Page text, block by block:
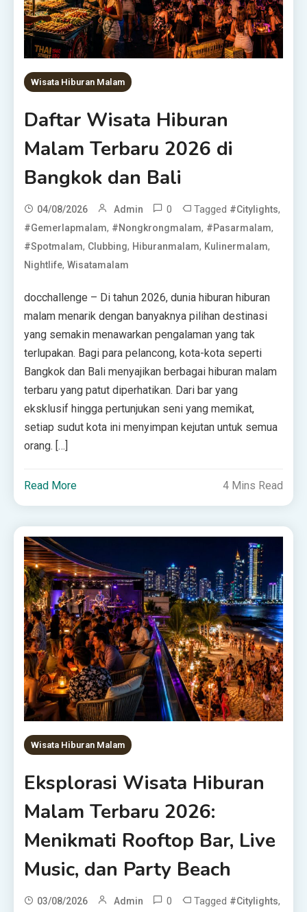
Wisata Hiburan Malam
Daftar Wisata Hiburan
Malam Terbaru 2026 di
Bangkok dan Bali
04/08/2026 Admin 0 Tagged #citylights,
#gemerlapmalam, #nongkrongmalam, #pasarmalam,
#spotmalam, Clubbing, Hiburanmalam, Kulinermalam,
Nightlife,Wisatamalam
docchallenge – Di tahun 2026, dunia hiburan hiburan
malam menarik dengan banyaknya pilihan destinasi
yang semakin menawarkan pengalaman yang tak
terlupakan. Bagi para pelancong, kota-kota seperti
Bangkok dan Bali menyajikan berbagai hiburan malam
terbaru yang patut diperhatikan. Dari bar yang
eksklusif hingga pertunjukan seni yang memikat,
setiap sudut kota ini menyimpan kejutan untuk semua
orang. […]
Read More 4 Mins Read
Wisata Hiburan Malam
Eksplorasi Wisata Hiburan
Malam Terbaru 2026:
Menikmati Rooftop Bar, Live
Music, dan Party Beach
03/08/2026 Admin 0 Tagged #citylights,